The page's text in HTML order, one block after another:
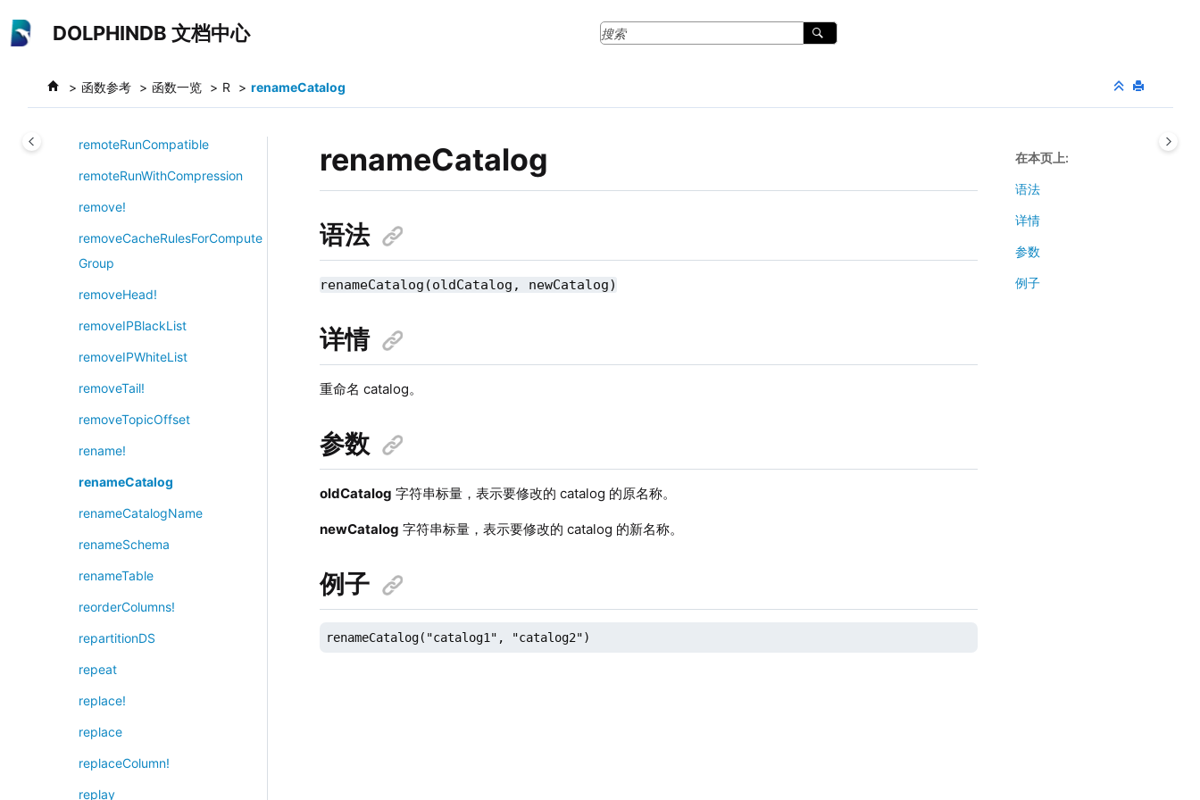
DOLPHINDB 文档中心
函数参考 函数一览 R renameCatalog
regroup
remoteRun
remoteRunCompatible
remoteRunWithCompression
remove!
removeCacheRulesForCompute
Group
removeHead!
removeIPBlackList
removeIPWhiteList
removeTail!
removeTopicOffset
rename!
renameCatalog
renameCatalogName
renameSchema
renameTable
reorderColumns!
repartitionDS
repeat
replace!
replace
replaceColumn!
replay
renameCatalog
语法
renameCatalog(oldCatalog, newCatalog)
详情
重命名 catalog。
参数
oldCatalog 字符串标量，表示要修改的 catalog 的原名称。
newCatalog 字符串标量，表示要修改的 catalog 的新名称。
例子
renameCatalog("catalog1", "catalog2")
在本页上
语法
详情
参数
例子